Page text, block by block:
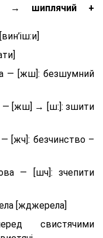
→ шиплячий +
— [жш]: безшумний
— [жш] → [ш:]: зшити
[жч]: безчинство –
— [шч]: зчепити
[жджерела]
свистячими